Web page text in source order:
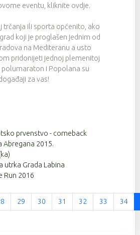
eventu, kliknite ovdje.
trčanja ili sporta općenito, ako
koji je proglašen jednim od
na Mediteranu a usto
pridonijeti jednoj plemenitoj
polumaraton i Popolana su
za vas!
prvenstvo - comeback
Abregana 2015.
utrka Grada Labina
Run 2016
Stranica 35 od 37
29 30 31 32 33 34